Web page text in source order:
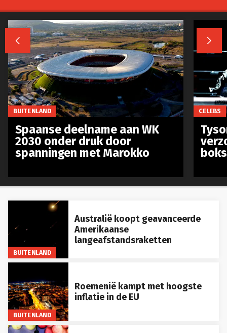
BUITENLAND
Australië koopt geavanceerde
Amerikaanse
langeafstandsraketten
BUITENLAND
Roemenië kampt met hoogste
inflatie in de EU
 
BUITENLAND
Spaanse deelname aan WK
2030 onder druk door
spanningen met Marokko
CELEBS